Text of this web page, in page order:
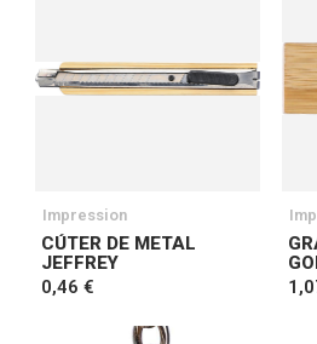
Impression
CÚTER DE METAL
JEFFREY
0,46 €